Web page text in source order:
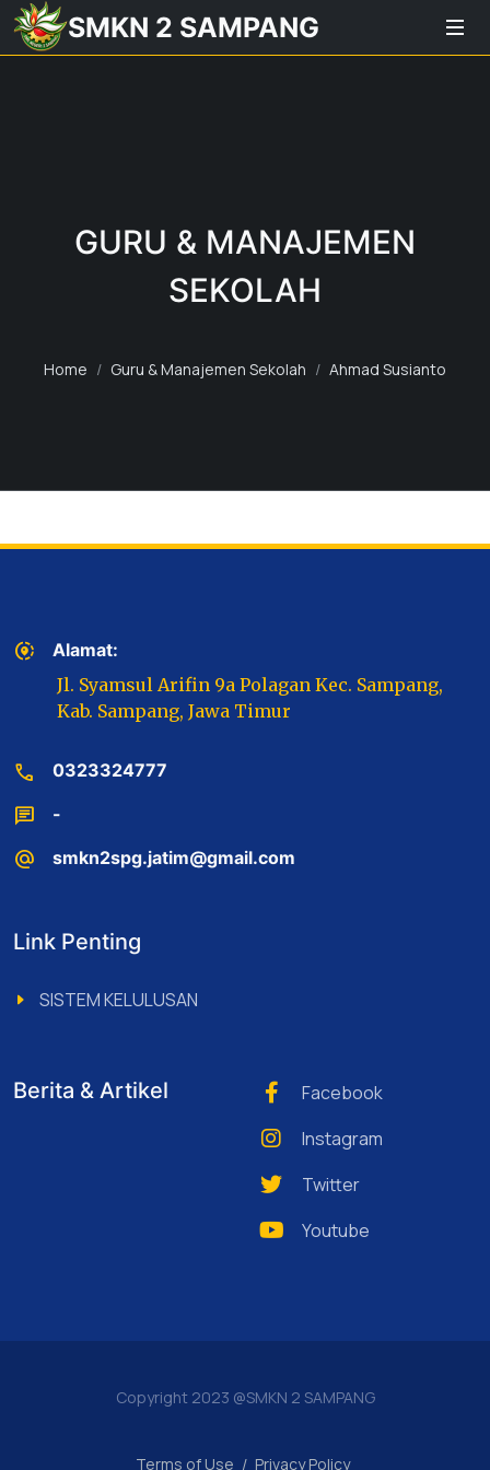
SMKN 2 SAMPANG
GURU & MANAJEMEN
SEKOLAH
Home Guru & Manajemen Sekolah Ahmad Susianto
share_location
Alamat:
Jl. Syamsul Arifin 9a Polagan Kec. Sampang,
Kab. Sampang, Jawa Timur
call 0323324777
chat -
alternate_email smkn2spg.jatim@gmail.com
Link Penting
SISTEM KELULUSAN
Berita & Artikel
Facebook
Instagram
Twitter
Youtube
Copyright 2023 @SMKN 2 SAMPANG
Terms of Use / Privacy Policy